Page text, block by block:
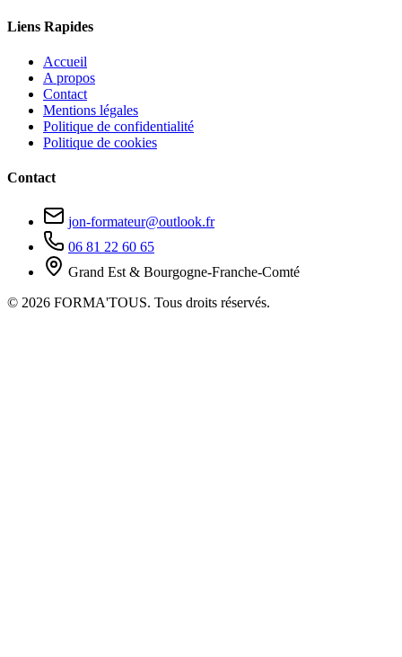
Liens Rapides
Accueil
A propos
Contact
Mentions légales
Politique de confidentialité
Politique de cookies
Contact
jon-formateur@outlook.fr
06 81 22 60 65
Grand Est & Bourgogne-Franche-Comté
© 2026 FORMA'TOUS. Tous droits réservés.